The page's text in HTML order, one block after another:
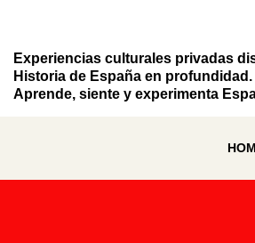
Experiencias culturales privadas
Historia de España en profundidad.
Aprende, siente y experimenta